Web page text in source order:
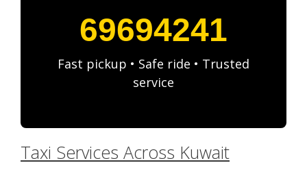
69694241
Fast pickup • Safe ride • Trusted
service
Taxi Services Across Kuwait